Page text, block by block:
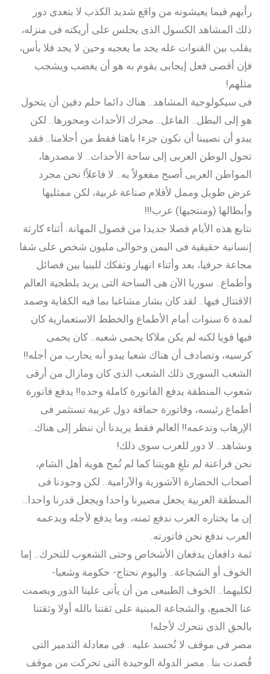
رأيهم فيما يعيشونه من واقع شديد الكذب لا يتعدى دور
ذلك المشاهد الكسول الذى يجلس على أريكته فى منزله،
يقلب بين القنوات عله يجد ما يعجبه وحين لا يجد فلا بأس،
فإن أقصى فعل إيجابى يقوم به هو أن يغضب ويشجب
مثلهم!
فى سيكولوجية المشاهد.. هناك دائما حلم دفين أن يتحول
هو إلى البطل.. الفاعل.. محرك الأحداث ومحورها.. لكن
يبدو أن نصيبنا أن نكون جزءا باهتا فقط من أحلامنا.. فقد
تحول الوطن العربى إلى ساحة الأحداث.. لا مصدرها،
المواطن العربى أصبح مفعولاً به.. لا فاعلاً! نحن مجرد
عرض طويل وممل لأفلام صناعة غربية، لكن ممثليها
وأبطالها (ومنتجيها) عرب!!!
نتابع هذه الأيام فصلا جديدا من فصول المهانة. أثناء كارثة
إنسانية حقيقية فى اليمن وحوالى مليون شخص على شفا
مجاعة حرفيا، بعد وأثناء انهيار وتفكك لليبيا بين فصائل
وأطماع.. سوريا الآن هى الساحة التى يريد بلطجية العالم
الاقتتال فيها.. لقد كان بشار مشاغبا بما فيه الكفاية وصمد
لمدة 6 سنوات أمام الأطماع والخطط الاستعمارية كان
فيها قويا لكنه لم يكن ملاكا يحمى شعبه.. كان يحمى
كرسيه، وتصادف أن هناك شعبا يبدو أنه يحارب من أجله!!
الشعب السورى ذلك الشعب الذى كان ومازال من أرقى
شعوب المنطقة يدفع الفاتورة كاملة وحده!! يدفع فاتورة
أطماع رئيسه، وفاتورة حماقة دول عربية تستثمر فى
الإرهاب وتدعمه!! العالم فقط يريدنا أن ننظر إلى هناك..
ونشاهد.. لا دور للعرب سوى ذلك!
نحن فراعنة لم نلغِ هويتنا كما لم تُمح هوية أهل الشام،
أصحاب الحضارة الآشورية والآرامية.. لكن وجودنا فى
المنطقة العربية يجعل مصيرنا واحدا ويجعل قدرنا واحدا..
إن ما يختاره العرب ندفع ثمنه، وما يدفع لأجله ويدعمه
العرب ندفع نحن فاتورته.
ثمة دافعان يدفعان الأشخاص وحتى الشعوب للتحرك.. إما
الخوف أو الشجاعة.. واليوم نحتاج- حكومة وشعبا-
لكليهما.. الخوف الطبيعى من أن يأتى علينا الدور ويصمت
عنا الجميع، والشجاعة المبنية على ثقتنا بالله أولا وثقتنا
بالحق الذى نتحرك لأجله!
مصر فى موقف لا تُحسد عليه.. فى معادلة التدمير التى
قُصدت بنا.. مصر الدولة الوحيدة التى تحركت من موقف